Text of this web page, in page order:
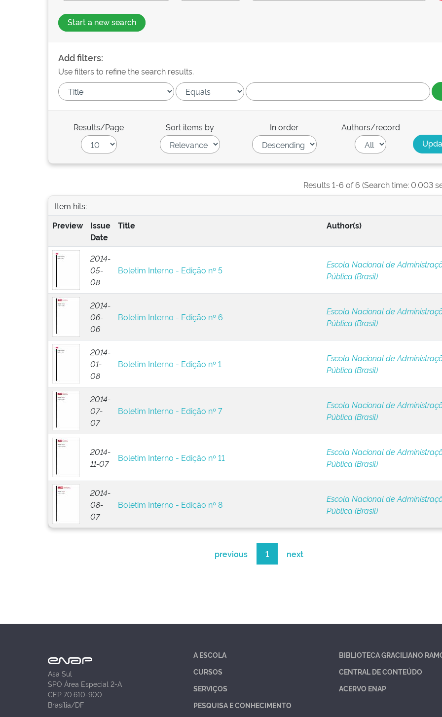
Start a new search
Add filters:
Use filters to refine the search results.
Results/Page Sort items by In order Authors/record
Results 1-6 of 6 (Search time: 0.003
Item hits:
Preview
Issue
Date
Title Author(s)
2014-
05-
08
Boletim Interno - Edição nº 5
Escola Nacional de
Pública (Brasil)
2014-
06-
06
Boletim Interno - Edição nº 6
Escola Nacional de
Pública (Brasil)
2014-
01-
08
Boletim Interno - Edição nº 1
Escola Nacional de
Pública (Brasil)
2014-
07-
07
Boletim Interno - Edição nº 7
Escola Nacional de
Pública (Brasil)
2014-
11-07
Boletim Interno - Edição nº 11
Escola Nacional de
Pública (Brasil)
2014-
08-
07
Boletim Interno - Edição nº 8
Escola Nacional de
Pública (Brasil)
previous 1 next
Asa Sul
SPO Área Especial 2-A
CEP 70.610-900
Brasília/DF
A ESCOLA
CURSOS
SERVIÇOS
PESQUISA E CONHECIMENTO
BIBLIOTECA GRACILIANO
CENTRAL DE CONTEÚDO
ACERVO ENAP